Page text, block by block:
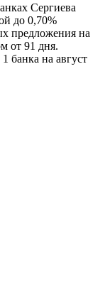
Сергиева
до 0,70%
предложения на
от 91 дня.
банка на август